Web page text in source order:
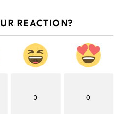
REACTION?
0 0